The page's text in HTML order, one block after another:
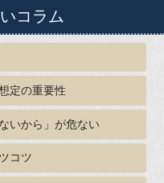
コラム
定の重要性
いから」が危ない
コツ